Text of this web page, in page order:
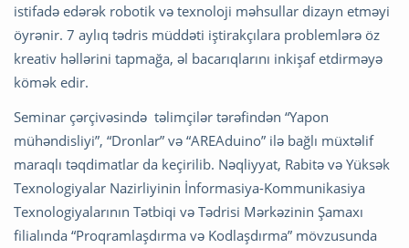
istifadə edərək robotik və texnoloji məhsullar dizayn etməyi
öyrənir. 7 aylıq tədris müddəti iştirakçılara problemlərə öz
kreativ həllərini tapmağa, əl bacarıqlarını inkişaf etdirməyə
kömək edir.
Seminar çərçivəsində təlimçilər tərəfindən “Yapon
mühəndisliyi”, “Dronlar” və “AREAduino” ilə bağlı müxtəlif
maraqlı təqdimatlar da keçirilib. Nəqliyyat, Rabitə və Yüksək
Texnologiyalar Nazirliyinin İnformasiya-Kommunikasiya
Texnologiyalarının Tətbiqi və Tədrisi Mərkəzinin Şamaxı
filialında “Proqramlaşdırma və Kodlaşdırma” mövzusunda